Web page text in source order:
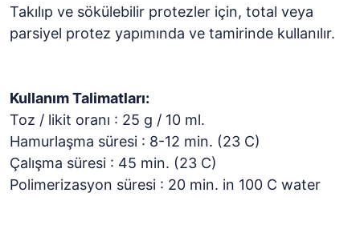
Takılıp ve sökülebilir protezler için, total veya
parsiyel protez yapımında ve tamirinde kullanılır.
Kullanım Talimatları:
Toz / likit oranı : 25 g / 10 ml.
Hamurlaşma süresi : 8-12 min. (23 C)
Çalışma süresi : 45 min. (23 C)
Polimerizasyon süresi : 20 min. in 100 C water